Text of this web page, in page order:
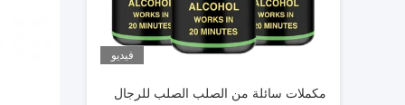
فيديو
مكملات سائلة من الصلب الصلب للرجال